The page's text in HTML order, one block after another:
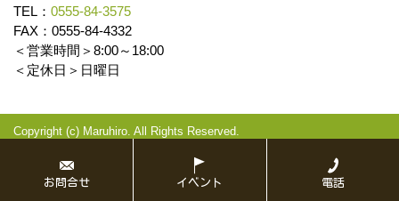
TEL： 0555-84-3575
FAX：0555-84-4332
＜営業時間＞8:00～18:00
＜定休日＞日曜日
Copyright (c) Maruhiro. All Rights Reserved.
お問合せ イベント 電話